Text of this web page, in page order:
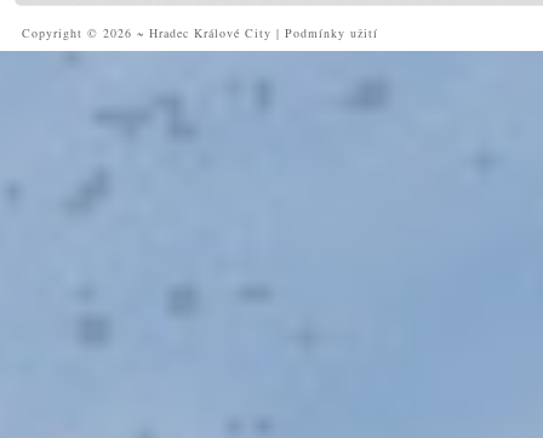
Copyright © 2026 ~ Hradec Králové City | Podmínky užití